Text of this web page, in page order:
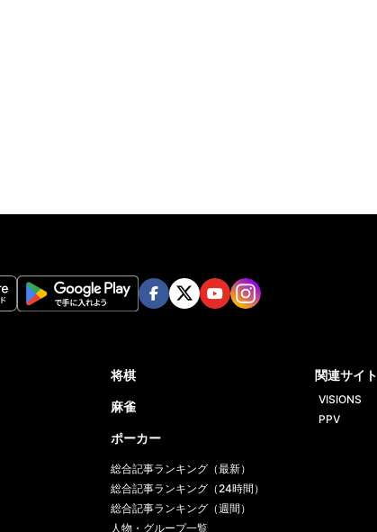
将棋
麻雀
ポーカー
総合記事ランキング（最新）
総合記事ランキング（24時間）
総合記事ランキング（週間）
人物・グループ一覧
関連サイト
VISIONS
PPV